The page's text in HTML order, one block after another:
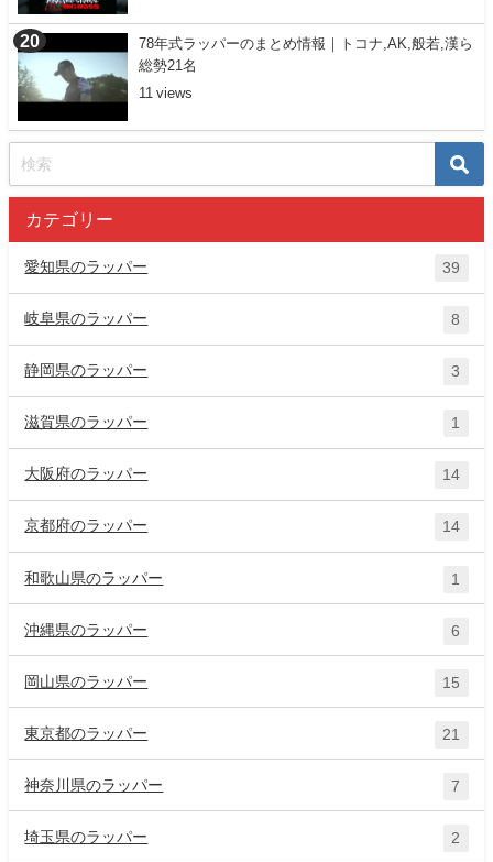
78年式ラッパーのまとめ情報｜トコナ,AK,般若,漢ら
総勢21名
11
カテゴリー
愛知県のラッパー 39
岐阜県のラッパー 8
静岡県のラッパー 3
滋賀県のラッパー 1
大阪府のラッパー 14
京都府のラッパー 14
和歌山県のラッパー 1
沖縄県のラッパー 6
岡山県のラッパー 15
東京都のラッパー 21
神奈川県のラッパー 7
埼玉県のラッパー 2